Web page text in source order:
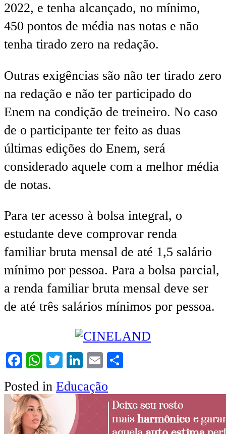
2022, e tenha alcançado, no mínimo,
450 pontos de média nas notas e não
tenha tirado zero na redação.
Outras exigências são não ter tirado zero
na redação e não ter participado do
Enem na condição de treineiro. No caso
de o participante ter feito as duas
últimas edições do Enem, será
considerado aquele com a melhor média
de notas.
Para ter acesso à bolsa integral, o
estudante deve comprovar renda
familiar bruta mensal de até 1,5 salário
mínimo por pessoa. Para a bolsa parcial,
a renda familiar bruta mensal deve ser
de até três salários mínimos por pessoa.
Facebook
WhatsApp
TwitterLinkedIn
Email
Posted in Educação